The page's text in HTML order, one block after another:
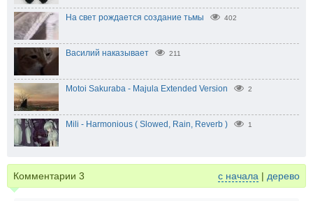
На свет рождается создание тьмы 402
Василий наказывает 211
Motoi Sakuraba - Majula Extended Version 2
Mili - Harmonious ( Slowed, Rain, Reverb ) 1
Комментарии 3 с начала | дерево